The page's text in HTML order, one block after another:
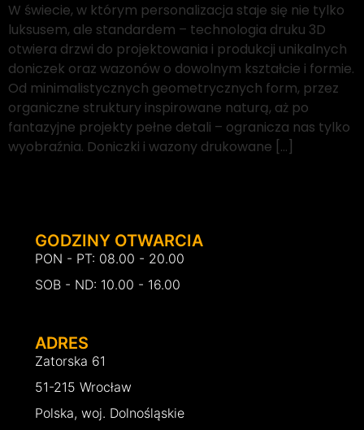
W świecie, w którym personalizacja staje się nie tylko
luksusem, ale standardem – technologia druku 3D
otwiera drzwi do projektowania i produkcji unikalnych
doniczek oraz wazonów o dowolnym kształcie i formie.
Od minimalistycznych geometrycznych form, przez
organiczne struktury inspirowane naturą, aż po
fantazyjne projekty pełne detali – ogranicza nas tylko
wyobraźnia. Doniczki i wazony drukowane […]
GODZINY OTWARCIA
PON - PT: 08.00 - 20.00
SOB - ND: 10.00 - 16.00
ADRES
Zatorska 61
51-215 Wrocław
Polska, woj. Dolnośląskie